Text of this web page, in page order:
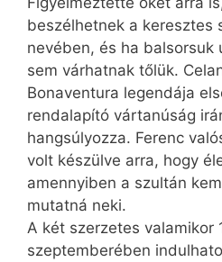
beszélhetnek a keresztes
nevében, és ha balsorsuk
sem várhatnak tőlük.
Bonaventura legendája
rendalapító vártanúság
hangsúlyozza. Ferenc
volt készülve arra, hogy
amennyiben a szultán
mutatná neki.
A két szerzetes valamikor
szeptemberében